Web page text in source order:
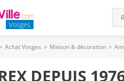
Vosges
Achat Vosges > Maison & décoration >
DEPUIS